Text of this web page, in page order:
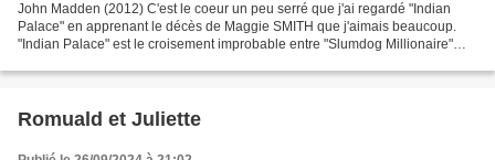
John Madden (2012) C'est le coeur un peu serré que j'ai regardé "Indian
Palace" en apprenant le décès de Maggie SMITH que j'aimais beaucoup.
"Indian Palace" est le croisement improbable entre "Slumdog Millionaire"
Romuald et Juliette